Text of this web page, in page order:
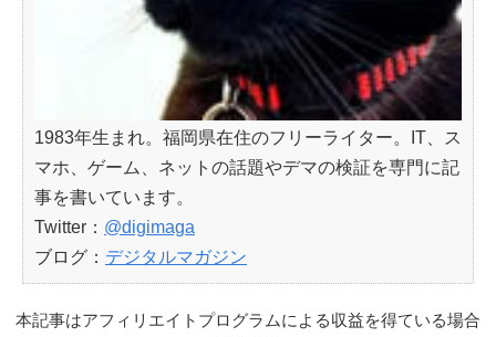
1983年生まれ。福岡県在住のフリーライター。IT、ス
マホ、ゲーム、ネットの話題やデマの検証を専門に記
事を書いています。
Twitter： @digimaga
ブログ： デジタルマガジン
本記事はアフィリエイトプログラムによる収益を得ている場合